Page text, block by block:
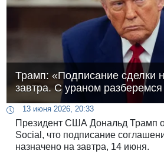
Трамп: «Подписание сделки
завтра. С ураном
13 июня 2026, 20:33
Президент США Дональд Трамп
Social, что подписание
назначено на завтра, 14 июня.